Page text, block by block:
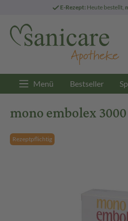
E-Rezept: Heute bestellt,
Menü Bestseller
mono embolex
Rezeptpflichtig